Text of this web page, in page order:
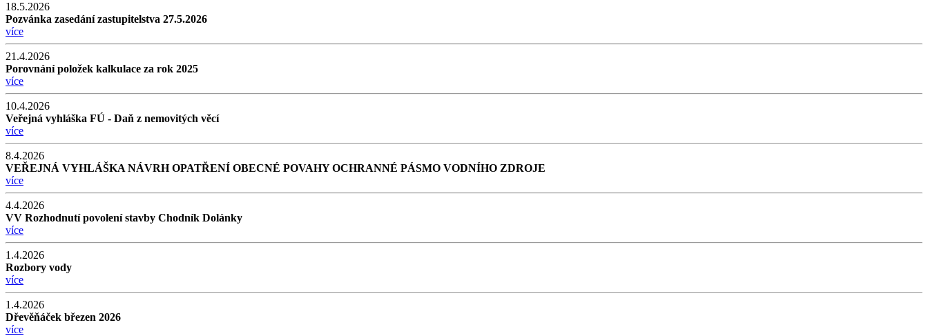
18.5.2026
Pozvánka zasedání zastupitelstva 27.5.2026
více
21.4.2026
Porovnání položek kalkulace za rok 2025
více
10.4.2026
Veřejná vyhláška FÚ - Daň z nemovitých věcí
více
8.4.2026
VEŘEJNÁ VYHLÁŠKA NÁVRH OPATŘENÍ OBECNÉ POVAHY OCHRANNÉ PÁSMO VODNÍHO ZDROJE
více
4.4.2026
VV Rozhodnutí povolení stavby Chodník Dolánky
více
1.4.2026
Rozbory vody
více
1.4.2026
Dřevěňáček březen 2026
více